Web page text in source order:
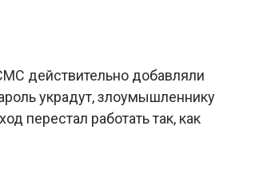
действительно добавляли
украдут, злоумышленнику
перестал работать так, как